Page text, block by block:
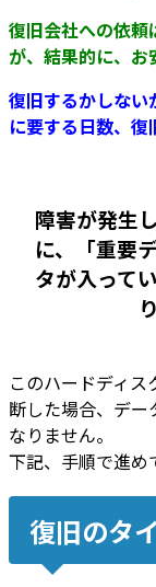
復旧会社への依頼
が、結果的に、お
復旧するかしない
に要する日数、復
障害が発生
に、「重要
タが入って
このハードディス
断した場合、デ
なりません。
下記、手順で進め
復旧のタ